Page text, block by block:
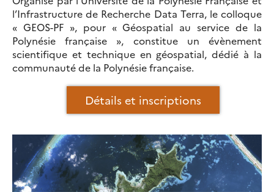
l’Infrastructure de Recherche Data Terra, le colloque
« GEOS-PF », pour « Géospatial au service de la
Polynésie française », constitue un évènement
scientifique et technique en géospatial, dédié à la
communauté de la Polynésie française.
Détails et inscriptions